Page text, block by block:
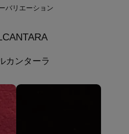
バリエーション
カンターラ